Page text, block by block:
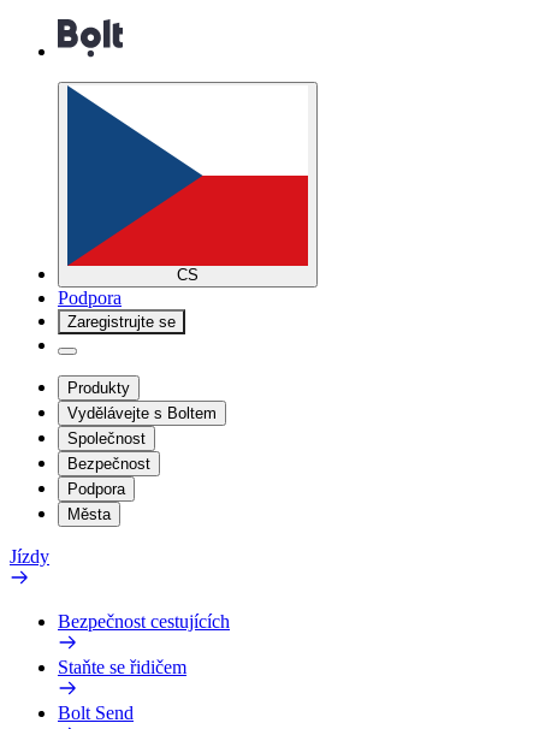
CS
Podpora
Zaregistrujte se
Produkty
Vydělávejte s Boltem
Společnost
Bezpečnost
Podpora
Města
Jízdy
Bezpečnost cestujících
Staňte se řidičem
Bolt Send